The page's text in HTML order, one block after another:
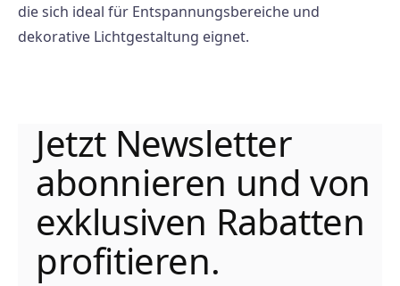
die sich ideal für Entspannungsbereiche und
dekorative Lichtgestaltung eignet.
Jetzt Newsletter
abonnieren und von
exklusiven Rabatten
profitieren.